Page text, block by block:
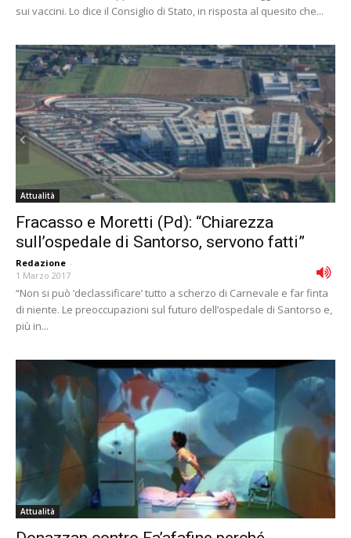
sui vaccini. Lo dice il Consiglio di Stato, in risposta al quesito che...
Attualità
Fracasso e Moretti (Pd): “Chiarezza
sull’ospedale di Santorso, servono fatti”
Redazione -
1 Marzo 2017
“Non si può ‘declassificare’ tutto a scherzo di Carnevale e far finta
di niente. Le preoccupazioni sul futuro dell’ospedale di Santorso e,
più in...
Attualità